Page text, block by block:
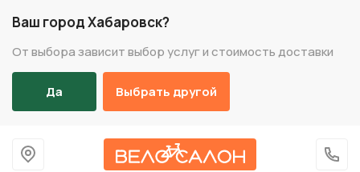
Ваш город Хабаровск?
От выбора зависит выбор услуг и стоимость доставки
Да Выбрать другой
На главную
+7